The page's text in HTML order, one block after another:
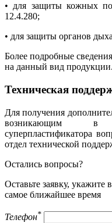
• для защиты кожных
12.4.280;
• для защиты органов
Более подробные
на данный вид продукции.
Техническая
Для получения
возникающим в
суперпластификатора
отдел технической
Остались вопросы?
Оставьте заявку,
самое ближайшее время
Телефон*